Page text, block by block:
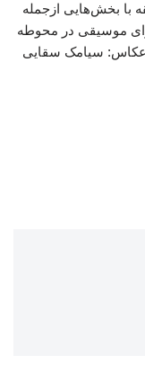
هر روز از ساعت ۱۸ و ۴۵ دقیقه با بخش‌هایی ازجمله
موسیقی در محوطه
عکاس: سیامک سقایی